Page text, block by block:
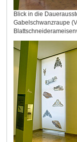
Blick in die
Gabelschwanzraupe